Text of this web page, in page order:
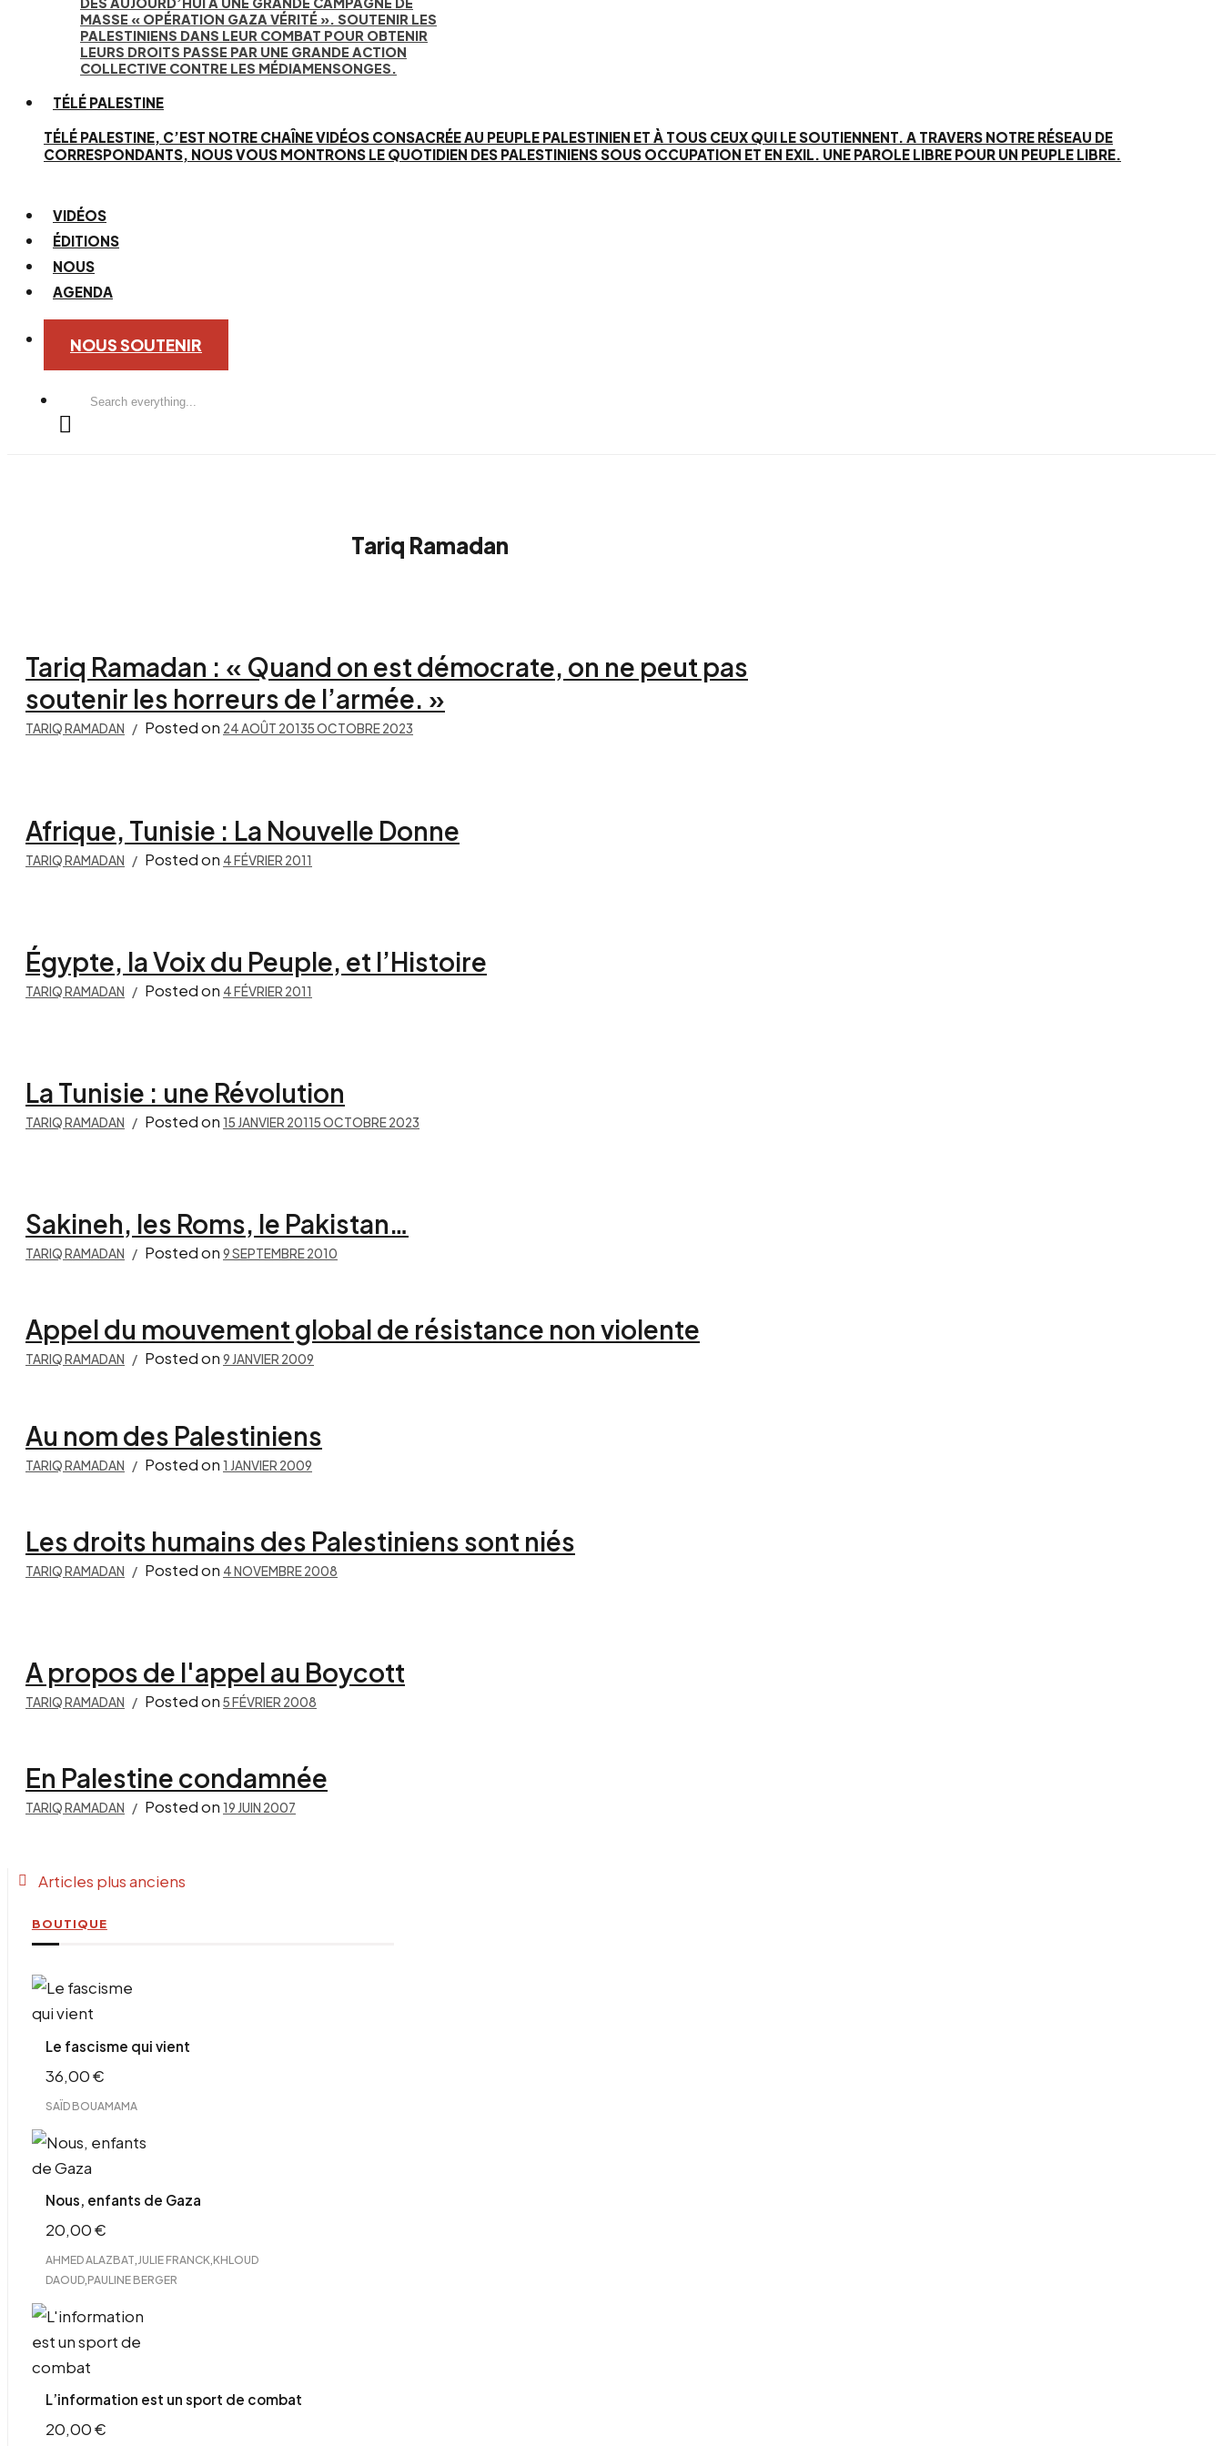
MASSE « OPÉRATION GAZA VÉRITÉ ». SOUTENIR LES
PALESTINIENS DANS LEUR COMBAT POUR OBTENIR
LEURS DROITS PASSE PAR UNE GRANDE ACTION
COLLECTIVE CONTRE LES MÉDIAMENSONGES.
TÉLÉ PALESTINE
TÉLÉ PALESTINE, C’EST NOTRE CHAÎNE VIDÉOS CONSACRÉE AU PEUPLE PALESTINIEN ET À TOUS CEUX QUI LE SOUTIENNENT. A TRAVERS NOTRE RÉSEAU DE
CORRESPONDANTS, NOUS VOUS MONTRONS LE QUOTIDIEN DES PALESTINIENS SOUS OCCUPATION ET EN EXIL. UNE PAROLE LIBRE POUR UN PEUPLE LIBRE.
VIDÉOS
ÉDITIONS
NOUS
AGENDA
NOUS SOUTENIR
Search
Tariq Ramadan
Tariq Ramadan : « Quand on est démocrate, on ne peut pas
soutenir les horreurs de l’armée. »
TARIQ RAMADAN Posted on 24 AOÛT 20135 OCTOBRE 2023
Afrique, Tunisie : La Nouvelle Donne
TARIQ RAMADAN Posted on 4 FÉVRIER 2011
Égypte, la Voix du Peuple, et l’Histoire
TARIQ RAMADAN Posted on 4 FÉVRIER 2011
La Tunisie : une Révolution
TARIQ RAMADAN Posted on 15 JANVIER 20115 OCTOBRE 2023
Sakineh, les Roms, le Pakistan…
TARIQ RAMADAN Posted on 9 SEPTEMBRE 2010
Appel du mouvement global de résistance non violente
TARIQ RAMADAN Posted on 9 JANVIER 2009
Au nom des Palestiniens
TARIQ RAMADAN Posted on 1 JANVIER 2009
Les droits humains des Palestiniens sont niés
TARIQ RAMADAN Posted on 4 NOVEMBRE 2008
A propos de l'appel au Boycott
TARIQ RAMADAN Posted on 5 FÉVRIER 2008
En Palestine condamnée
TARIQ RAMADAN Posted on 19 JUIN 2007
Navigation
articles
Articles plus anciens
BOUTIQUE
Le fascisme qui vient
36,00€
SAÏD BOUAMAMA
Nous, enfants de Gaza
20,00€
AHMED ALAZBAT JULIE FRANCK KHLOUD
DAOUD, PAULINE BERGER
L’information est un sport de combat
20,00€